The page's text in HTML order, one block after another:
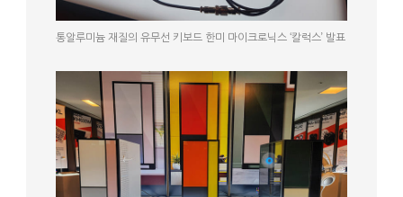
통알루미늄 재질의 유무선 키보드 한미 마이크로닉스 ‘칼럭스’ 발표